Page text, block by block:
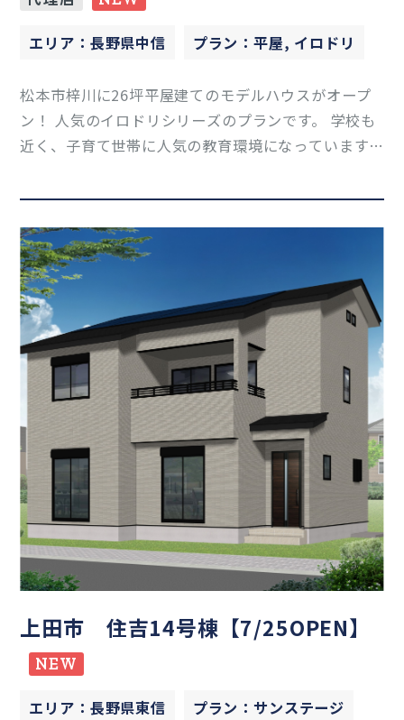
エリア：長野県中信 プラン：平屋, イロドリ
松本市梓川に26坪平屋建てのモデルハウスがオープ
ン！ 人気のイロドリシリーズのプランです。 学校も
近く、子育て世帯に人気の教育環境になっています。
な生活環境になります。 大型のタイルテラスやパン
もあ…
上田市 住吉14号棟【7/25OPEN】
NEW
エリア：長野県東信 プラン：サンステージ